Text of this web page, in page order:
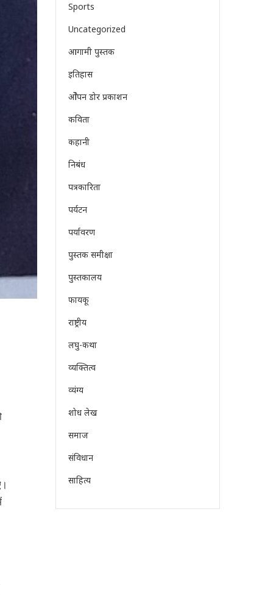
Sports
Uncategorized
आगामी पुस्तक
इतिहास
ओेपन डोर प्रकाशन
कविता
कहानी
निबंध
पत्रकारिता
पर्यटन
पर्यावरण
पुस्तक समीक्षा
पुस्तकालय
फायकू
राष्ट्रीय
लघु-कथा
व्यक्तित्व
व्यंग्य
शोध लेख
समाज
संविधान
साहित्य